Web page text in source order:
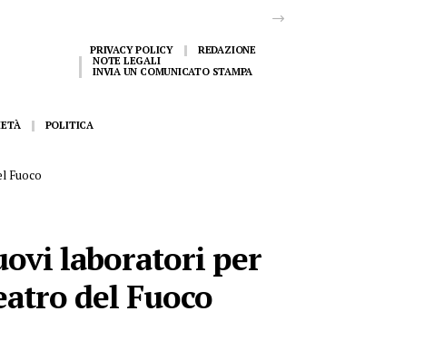
vivo
PRIVACY POLICY
REDAZIONE
NOTE LEGALI
INVIA UN COMUNICATO STAMPA
POLITICA
Fuoco
laboratori per
del Fuoco